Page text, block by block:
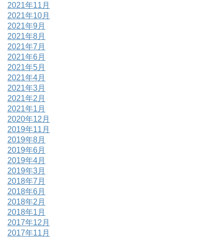
2021年11月
2021年10月
2021年9月
2021年8月
2021年7月
2021年6月
2021年5月
2021年4月
2021年3月
2021年2月
2021年1月
2020年12月
2019年11月
2019年8月
2019年6月
2019年4月
2019年3月
2018年7月
2018年6月
2018年2月
2018年1月
2017年12月
2017年11月